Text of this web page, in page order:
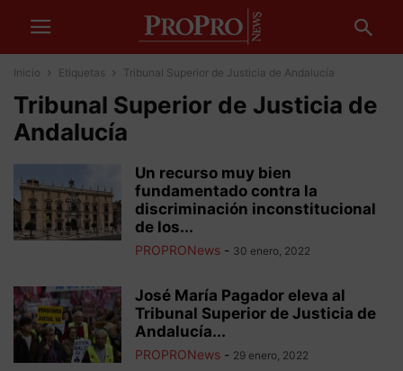
Inicio Etiquetas Tribunal Superior de Justicia de Andalucía
Tribunal Superior de Justicia de
Andalucía
Un recurso muy bien
fundamentado contra la
discriminación inconstitucional
de los...
PROPRONews - 30 enero, 2022
José María Pagador eleva al
Tribunal Superior de Justicia de
Andalucía...
PROPRONews - 29 enero, 2022